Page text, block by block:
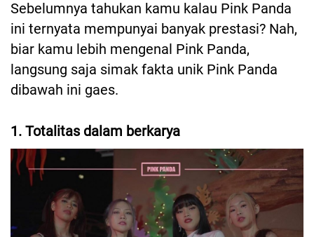
Sebelumnya tahukan kamu kalau Pink Panda
ini ternyata mempunyai banyak prestasi? Nah,
biar kamu lebih mengenal Pink Panda,
langsung saja simak fakta unik Pink Panda
dibawah ini gaes.
1. Totalitas dalam berkarya